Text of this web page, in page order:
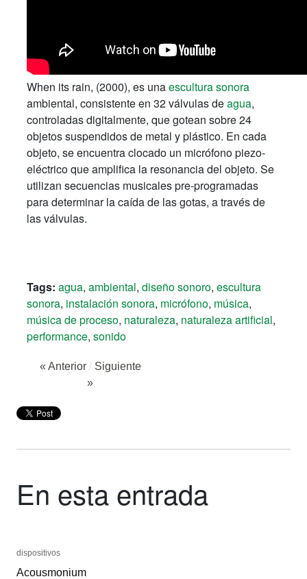
When its rain, (2000), es unaescultura sonora
ambiental, consistente en 32 válvulas deagua,
controladas digitalmente, que gotean sobre 24
objetos suspendidos de metal y plástico. En cada
objeto, se encuentra clocado un micrófono piezo-
eléctrico que amplifica la resonancia del objeto. Se
utilizan secuencias musicales pre-programadas
para determinar la caída de las gotas, a través de
las válvulas.
Tags: agua, ambiental, diseño sonoro, escultura
sonora, instalación sonora, micrófono, música,
música de proceso, naturaleza, naturaleza artificial,
performance, sonido
« Anterior / Siguiente
»
En esta entrada
dispositivos
Acousmonium
dispositivos
Acousmonium